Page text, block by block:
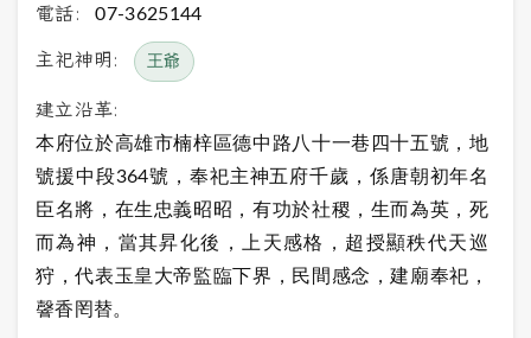
電話: 07-3625144
主祀神明: 王爺
建立沿革:
本府位於高雄市楠梓區德中路八十一巷四十五號，地
號援中段364號，奉祀主神五府千歲，係唐朝初年名
臣名將，在生忠義昭昭，有功於社稷，生而為英，死
而為神，當其昇化後，上天感格，超授顯秩代天巡
狩，代表玉皇大帝監臨下界，民間感念，建廟奉祀，
韾香罔替。